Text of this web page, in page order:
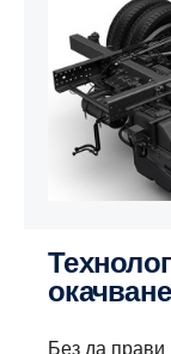
Технология на предното
окачване
Без да прави